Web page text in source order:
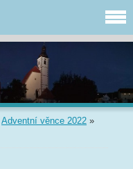
Adventní věnce 2022 »